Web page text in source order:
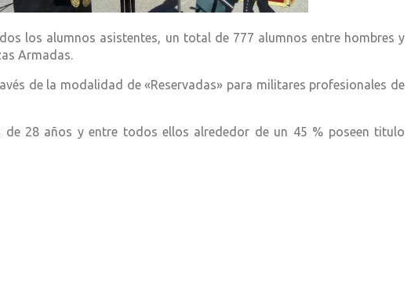
los alumnos asistentes, un total de 777 alumnos entre hombres y
Armadas.
de la modalidad de «Reservadas» para militares profesionales de
28 años y entre todos ellos alrededor de un 45 % poseen titulo